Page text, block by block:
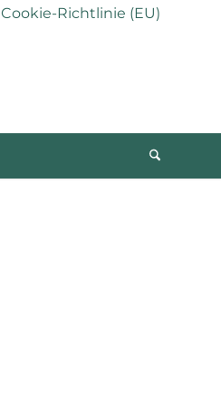
Cookie-Richtlinie (EU)